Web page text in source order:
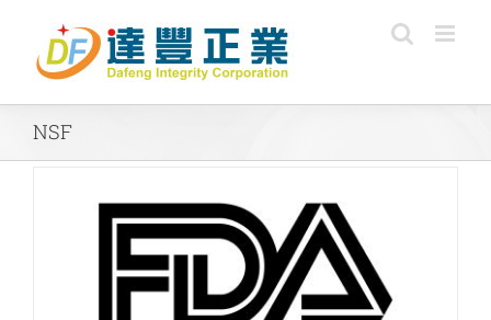
content
NSF